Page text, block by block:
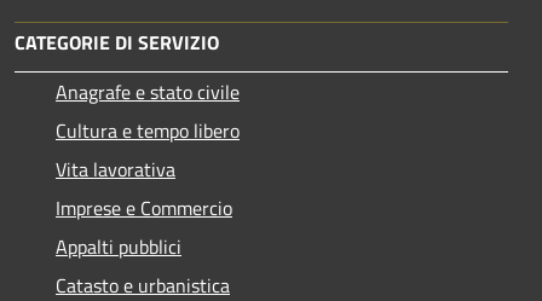
CATEGORIE DI SERVIZIO
Anagrafe e stato civile
Cultura e tempo libero
Vita lavorativa
Imprese e Commercio
Appalti pubblici
Catasto e urbanistica